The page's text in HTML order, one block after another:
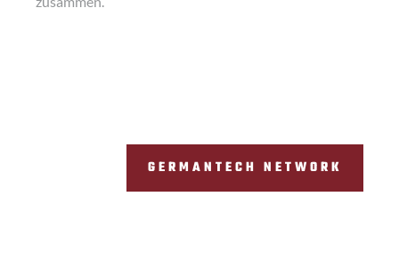
GERMANTECH NETWORK